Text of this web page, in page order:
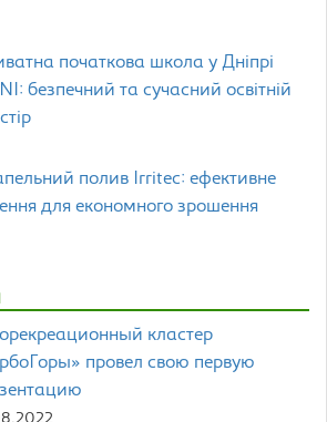
початкова школа у Дніпрі
безпечний та сучасний освітній
полив Irritec: ефективне
для економного зрошення
кластер
провел свою первую